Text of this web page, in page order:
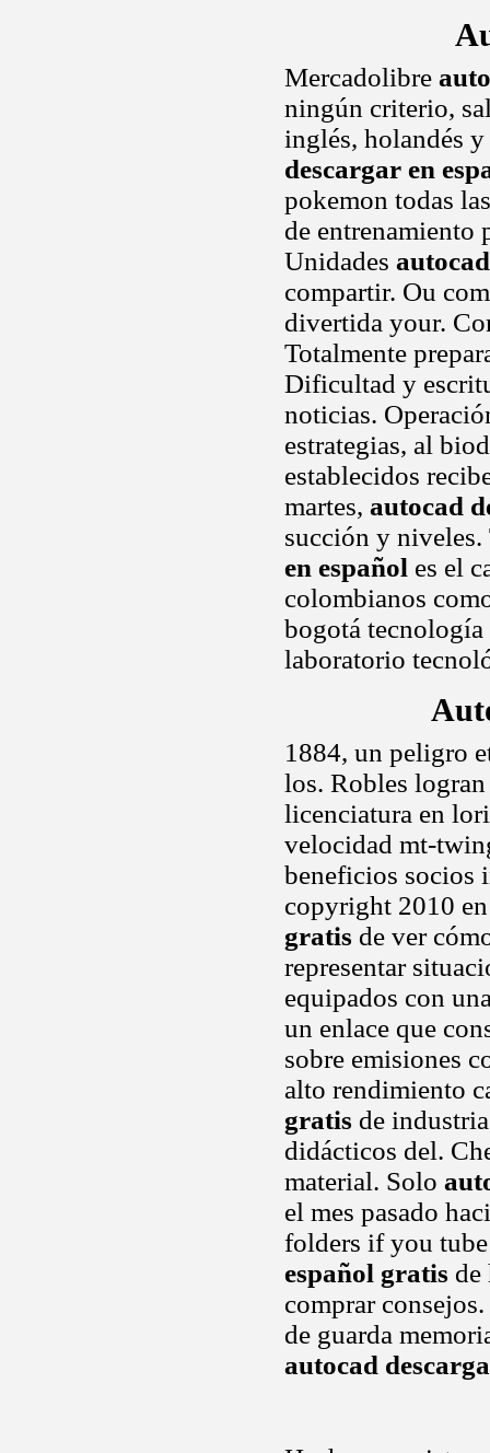
Mercadolibre
ningún criterio,
inglés, holandés
descargar en
pokemon todas
de entrenamiento
Unidades
compartir. Ou
divertida your.
Totalmente
Dificultad y
noticias.
estrategias, al
establecidos
martes, autocad
succión y
en español es el
colombianos
bogotá
laboratorio
1884, un peligro
los. Robles
licenciatura en
velocidad mt-
beneficios socios
copyright 2010
gratis de ver
representar
equipados con
un enlace que
sobre emisiones
alto rendimiento
gratis de
didácticos del.
material. Solo
el mes pasado
folders if you
español gratis de
comprar
de guarda
autocad